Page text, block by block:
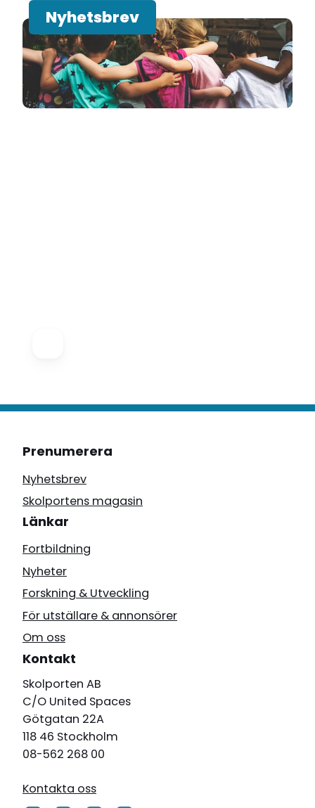
Nyhetsbrev
Prenumerera
Nyhetsbrev
Skolportens magasin
Länkar
Fortbildning
Nyheter
Forskning & Utveckling
För utställare & annonsörer
Om oss
Kontakt
Skolporten AB
C/O United Spaces
Götgatan 22A
118 46 Stockholm
08-562 268 00
Kontakta oss